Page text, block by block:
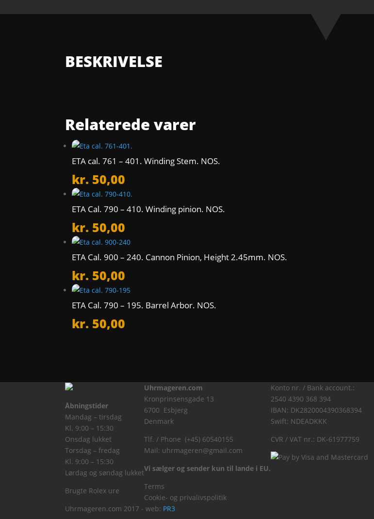
Regulator.
BESKRIVELSE
Relaterede varer
ETA cal. 761 – 401. Winding Stem. NOS.
kr. 50,00
ETA Cal. 790 – 410. Winding pinion. NOS.
kr. 50,00
ETA Cal. 900 – 240. Cannon Pinion, Height 2.45mm. NOS.
kr. 50,00
ETA Cal. 790 – 195. Barrel Arbor. NOS.
kr. 50,00
Åbningstider
Mandag – tirsdag
Kl. 9:00 – 15:30
Onsdag lukket
Torsdag – fredag
Kl. 9:00 – 15:30
Lørdag og søndag lukket
Brugte Rolex ure
Uhrmageren.com
Kronprinsensgade 13
6700 Esbjerg
Denmark
Tlf. / Phone (+45) 60540155
Mail: uhrmageren@gmail.com
Vi sælger og sender kun til lande i EU.
Terms
Cookie- og privalivspolitik
Konto nr. / Bank account.:
2540 4390 368 394
IBAN: DK2820004390368394
Swift: NDEADKKK
CVR / VAT nr.: DK-61977759
Uhrmageren.com 2017 - web: PR3